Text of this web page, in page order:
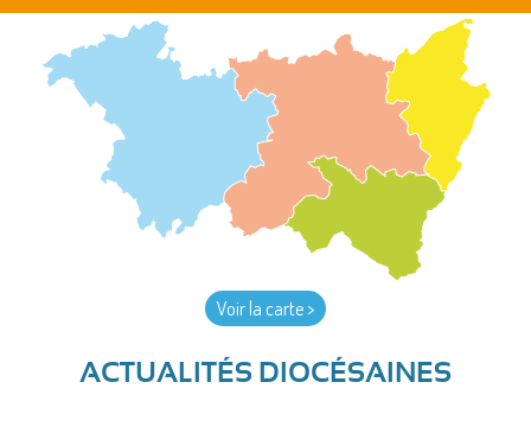
Voir la carte >
ACTUALITÉS DIOCÉSAINES